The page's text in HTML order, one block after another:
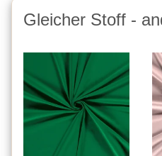
Gleicher Stoff -